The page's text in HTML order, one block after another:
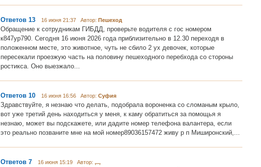
Ответов 1316 июня 21:37 Автор: Пешеход
Обращение к сотрудникам ГИБДД, проверьте водителя с гос номером
к847ур790. Сегодня 16 июня 2026 года приблизительно в 12.30 переходя в
положенном месте, это животное, чуть не сбило 2 ух девочек, которые
пересекали проезжую часть на половину пешеходного перебхода со стороны
ростикса. Оно выезжало...
Ответов 1016 июня 16:56 Автор: Суфия
Здравствуйте, я незнаю что делать, подобрала вороненка со сломаным крыло,
вот уже третий день находиться у меня, к каму обратиться за помощья я
незнаю, может вы подскажете, или дадите номер телефона валантера, если
это реально позваните мне на мой номер89036157472 живу р п Миширонский,...
Ответов 716 июня 15:19 Автор: ,..,